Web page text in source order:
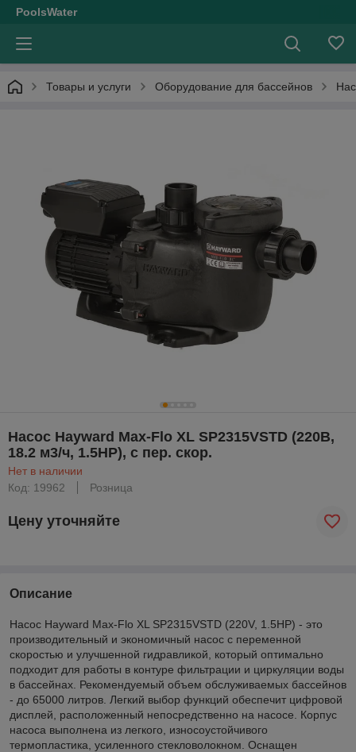
PoolsWater
Товары и услуги Оборудование для бассейнов
Насос Hayward Max-Flo XL SP2315VSTD (220В,
18.2 м3/ч, 1.5HP), с пер. скор.
Нет в наличии
Код: 19962
Розница
Цену уточняйте
Описание
Насос Hayward Max-Flo XL SP2315VSTD (220V, 1.5HP) - это
производительный и экономичный насос с переменной
скоростью и улучшенной гидравликой, который оптимально
подходит для работы в контуре фильтрации и циркуляции воды
в бассейнах. Рекомендуемый объем обслуживаемых бассейнов
- до 65000 литров. Легкий выбор функций обеспечит цифровой
дисплей, расположенный непосредственно на насосе. Корпус
насоса выполнена из легкого, износоустойчивого
термопластика, усиленного стекловолокном. Оснащен